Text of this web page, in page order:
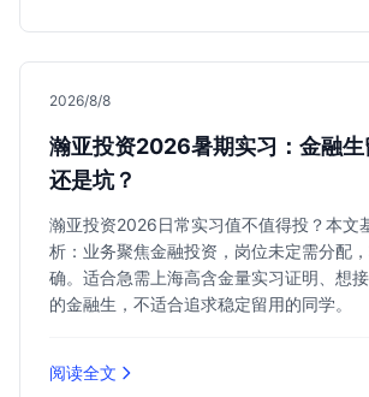
2026/8/8
瀚亚投资2026暑期实习：金融生
还是坑？
瀚亚投资2026日常实习值不值得投？本文
析：业务聚焦金融投资，岗位未定需分配
确。适合急需上海高含金量实习证明、想
的金融生，不适合追求稳定留用的同学。
阅读全文